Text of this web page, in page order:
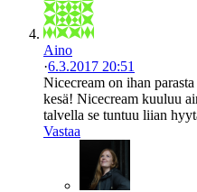
Aino
·6.3.2017 20:51
Nicecream on ihan
kesä! Nicecream kuuluu
talvella se tuntuu liian
Vastaa